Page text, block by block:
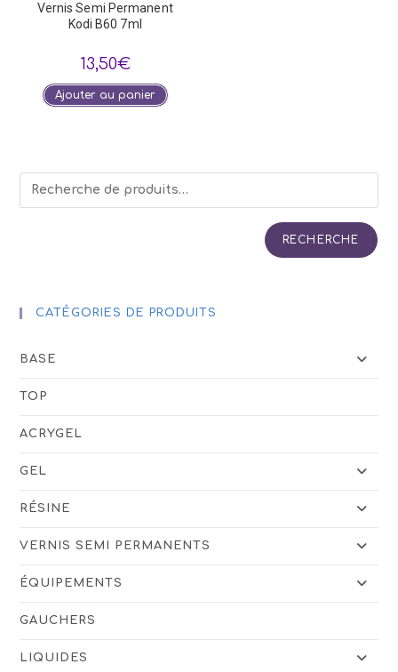
Vernis Semi Permanent
Kodi B60 7ml
13,50€
Ajouter au panier
RECHERCHE
CATÉGORIES DE PRODUITS
BASE
TOP
ACRYGEL
GEL
RÉSINE
VERNIS SEMI PERMANENTS
ÉQUIPEMENTS
GAUCHERS
LIQUIDES